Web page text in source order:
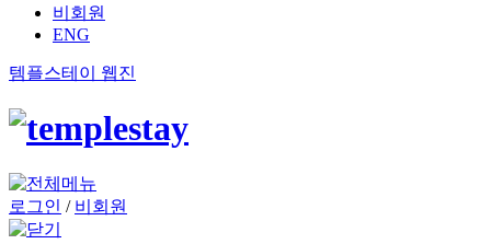
비회원
ENG
템플스테이 웹진
로그인 / 비회원